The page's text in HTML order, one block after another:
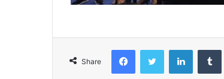
Share
FacebookTwitter LinkedIn